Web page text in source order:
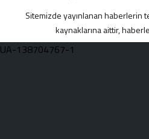
Sitemizde yayınlanan haberlerin
kaynaklarına aittir,
UA-138704767-1